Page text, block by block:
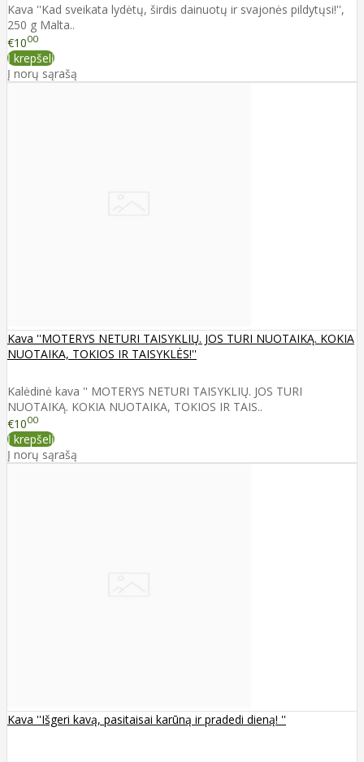
Kava ''Kad sveikata lydėtų, širdis dainuotų ir svajonės pildytųsi!'',
250 g Malta..
€1000
Į krepšelį
Į norų sąrašą
Kava ''MOTERYS NETURI TAISYKLIŲ. JOS TURI NUOTAIKĄ. KOKIA
NUOTAIKA, TOKIOS IR TAISYKLĖS!''
Kalėdinė kava '' MOTERYS NETURI TAISYKLIŲ. JOS TURI
NUOTAIKĄ. KOKIA NUOTAIKA, TOKIOS IR TAIS..
€1000
Į krepšelį
Į norų sąrašą
Kava ''Išgeri kavą, pasitaisai karūną ir pradedi dieną! ''